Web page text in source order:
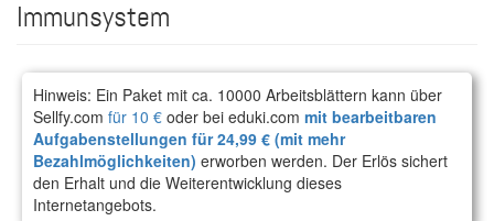
Immunsystem
Hinweis: Ein Paket mit ca. 10000 Arbeitsblättern kann über
Sellfy.com für 10 € oder bei eduki.com mit bearbeitbaren
Aufgabenstellungen für 24,99 € (mit mehr
Bezahlmöglichkeiten) erworben werden. Der Erlös sichert
den Erhalt und die Weiterentwicklung dieses
Internetangebots.